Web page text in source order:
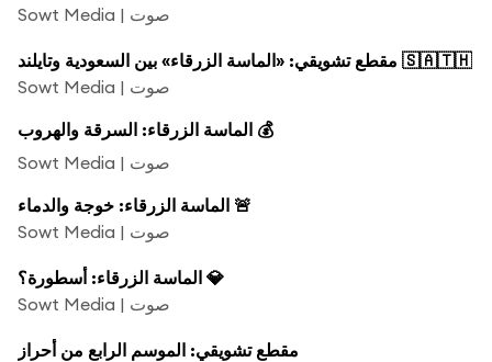
Sowt Media | صوت
مقطع تشويقي: «الماسة الزرقاء» بين السعودية وتايلند 🇸🇦🇹🇭
Sowt Media | صوت
الماسة الزرقاء: السرقة والهروب 💰
Sowt Media | صوت
الماسة الزرقاء: خوجة والدماء 🚨
Sowt Media | صوت
الماسة الزرقاء: أسطورة؟ 💎
Sowt Media | صوت
مقطع تشويقي: الموسم الرابع من أحراز